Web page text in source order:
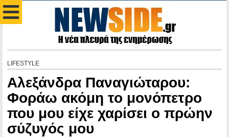
LIFESTYLE
Αλεξάνδρα Παναγιώταρου:
Φοράω ακόμη το μονόπετρο
που μου είχε χαρίσει ο πρώην
σύζυγός μου